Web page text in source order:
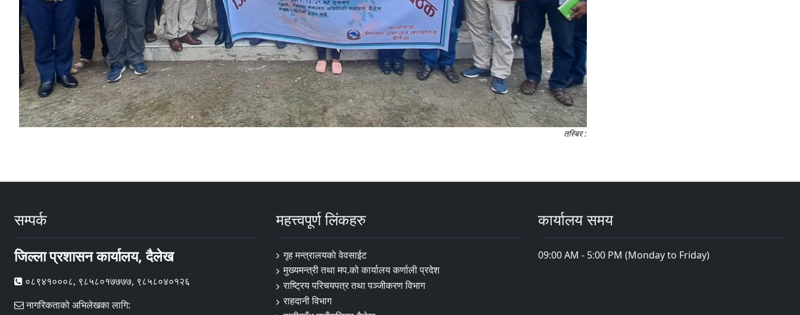
तस्बिर :
सम्पर्क
जिल्ला प्रशासन कार्यालय, दैलेख
०८९४१०००८, ९८५८०१७७७७, ९८५८०४०१२६
नागरिकताको अभिलेखका लागि:
महत्त्वपूर्ण लिंकहरु
गृह मन्त्रालयकाे वेवसाईट
मुख्यमन्त्री तथा मप.को कार्यालय कर्णाली प्रदेश
राष्ट्रिय परिचयपत्र तथा पञ्जीकरण विभाग
राहदानी विभाग
कार्यालय समय
09:00 AM - 5:00 PM (Monday to Friday)